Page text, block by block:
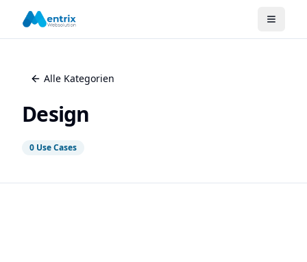
Alle Kategorien
Design
0 Use Cases